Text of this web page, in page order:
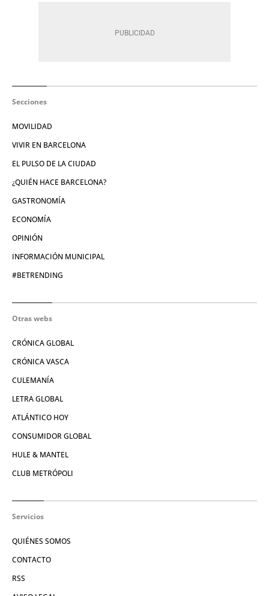
Secciones
MOVILIDAD
VIVIR EN BARCELONA
EL PULSO DE LA CIUDAD
¿QUIÉN HACE BARCELONA?
GASTRONOMÍA
ECONOMÍA
OPINIÓN
INFORMACIÓN MUNICIPAL
#BETRENDING
Otras webs
CRÓNICA GLOBAL
CRÓNICA VASCA
CULEMANÍA
LETRA GLOBAL
ATLÁNTICO HOY
CONSUMIDOR GLOBAL
HULE & MANTEL
CLUB METRÓPOLI
Servicios
QUIÉNES SOMOS
CONTACTO
RSS